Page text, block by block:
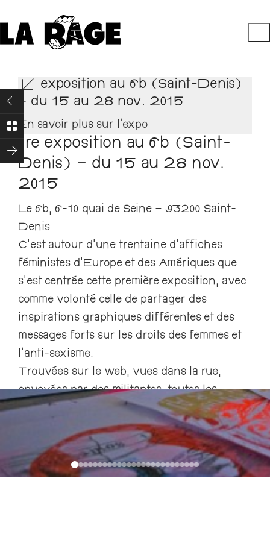
1re exposition au 6b (Saint-Denis)
– du 15 au 28 nov. 2015
En savoir plus sur l'expo
1re exposition au 6b (Saint-
Denis) – du 15 au 28 nov.
2015
Le 6b, 6-10 quai de Seine – 93200 Saint-
Denis
C’est autour d’une trentaine d’affiches
féministes d’Europe et des Amériques que
s’est centrée cette première exposition, avec
comme volonté celle de partager des
inspirations graphiques différentes et des
messages forts sur les droits des femmes et
l’anti-sexisme.
Trouvées sur le web, vues dans la rue,
envoyées par des militantes, toutes les
affiches ont été sérigraphiées par la Rage a
l’atelier du 6b.
Toutes crées par des femmes ou personnes
trans, elles sont le reflet des luttes actuelles :